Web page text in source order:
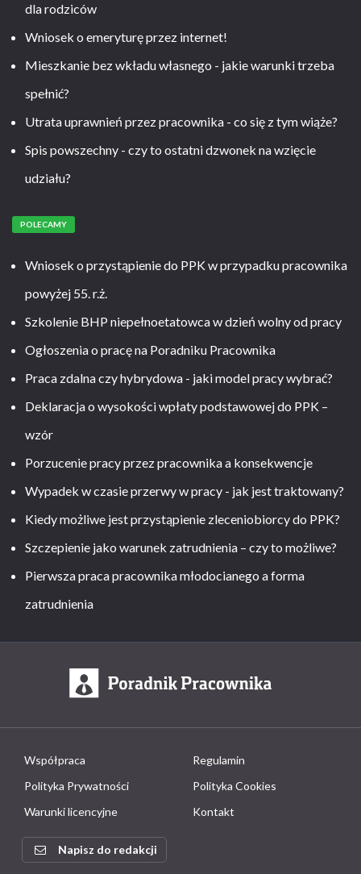
dla rodziców
Wniosek o emeryturę przez internet!
Mieszkanie bez wkładu własnego - jakie warunki trzeba
spełnić?
Utrata uprawnień przez pracownika - co się z tym wiąże?
Spis powszechny - czy to ostatni dzwonek na wzięcie
udziału?
POLECAMY
Wniosek o przystąpienie do PPK w przypadku pracownika
powyżej 55. r.ż.
Szkolenie BHP niepełnoetatowca w dzień wolny od pracy
Ogłoszenia o pracę na Poradniku Pracownika
Praca zdalna czy hybrydowa - jaki model pracy wybrać?
Deklaracja o wysokości wpłaty podstawowej do PPK –
wzór
Porzucenie pracy przez pracownika a konsekwencje
Wypadek w czasie przerwy w pracy - jak jest traktowany?
Kiedy możliwe jest przystąpienie zleceniobiorcy do PPK?
Szczepienie jako warunek zatrudnienia – czy to możliwe?
Pierwsza praca pracownika młodocianego a forma
zatrudnienia
Współpraca
Regulamin
Polityka Prywatności
Polityka Cookies
Warunki licencyjne
Kontakt
Napisz do redakcji